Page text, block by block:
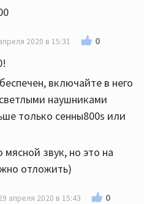
2020 в 15:31 0
включайте в него
наушниками
только сенны800s или
мясной звук, но это на
отложить)
апреля 2020 в 15:43 0